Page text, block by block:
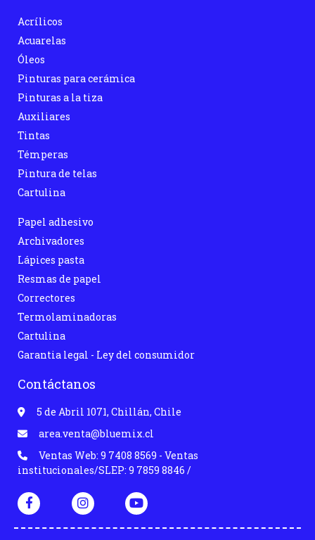
Acrílicos
Acuarelas
Óleos
Pinturas para cerámica
Pinturas a la tiza
Auxiliares
Tintas
Témperas
Pintura de telas
Cartulina
Papel adhesivo
Archivadores
Lápices pasta
Resmas de papel
Correctores
Termolaminadoras
Cartulina
Garantia legal - Ley del consumidor
Contáctanos
5 de Abril 1071, Chillán, Chile
area.venta@bluemix.cl
Ventas Web: 9 7408 8569 - Ventas
institucionales/SLEP: 9 7859 8846 /